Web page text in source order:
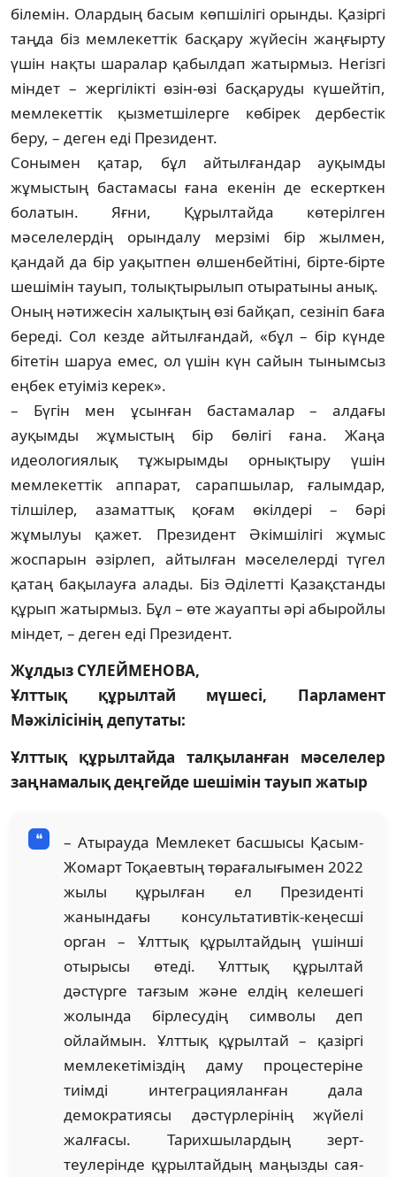
білемін. Олардың басым көпшілігі орын­ды. Қазіргі
таңда біз мемлекеттік бас­қару жүйесін жаңғырту
үшін нақты шара­лар қабылдап жатырмыз. Негізгі
міндет – жер­гілікті өзін-өзі басқаруды күшейтіп,
мем­лекеттік қызметшілерге көбірек дер­бес­тік
беру, – деген еді Президент.
Сонымен қатар, бұл айтылғандар ау­қым­ды
жұмыстың бастамасы ғана екенін де ескерткен
болатын. Яғни, Құрылтайда кө­терілген
мәселелердің орындалу мерзімі бір жылмен,
қандай да бір уақытпен өл­шен­­бейтіні, бірте-бірте
шешімін тауып, то­­лықтырылып отыратыны анық.
Оның нә­­тижесін халықтың өзі байқап, сезініп ба­ға
береді. Сол кезде айтылғандай, «бұл – бір күнде
бітетін шаруа емес, ол үшін күн сайын тынымсыз
еңбек етуіміз керек».
– Бүгін мен ұсынған бастамалар – ал­да­ғы
ауқымды жұмыстың бір бөлігі ғана. Жаңа
идеологиялық тұжырымды ор­нық­тыру үшін
мемлекеттік аппарат, сарап­шы­лар, ғалымдар,
тілшілер, азаматтық қоғам өкіл­дері – бәрі
жұмылуы қажет. Президент Әкім­шілігі жұмыс
жоспарын әзірлеп, ай­тыл­ған мәселелерді түгел
қатаң бақылауға ала­ды. Біз Әділетті Қазақстанды
құрып жа­тырмыз. Бұл – өте жауапты әрі абыройлы
міндет, – деген еді Президент.
Жұлдыз СҮЛЕЙМЕНОВА,
Ұлттық құрылтай мүшесі, Парламент
Мәжілісінің депутаты:
Ұлттық құрылтайда талқыланған мәселелер
заңнамалық деңгейде шешімін тауып жатыр
– Атырауда Мемлекет басшысы Қасым-
Жомарт Тоқаевтың төра­ғалығымен 2022
жы­лы құрылған ел Президенті
жанындағы консультативтік-кеңесші
орган – Ұлттық құрыл­тайдың үшінші
оты­рысы өтеді. Ұлт­тық құрылтай
дәстүрге тағзым және ел­дің ке­ле­шегі
жолында бірлесудің символы деп
ойлаймын. Ұлттық құрыл­тай – қазіргі
мем­лекетіміздің даму процестеріне
тиімді ин­­теграцияланған дала
демократиясы дәс­түр­лерінің жүйелі
жалғасы. Тарих­шы­лар­дың зерт­
теулерінде құрылтайдың маңызды сая­